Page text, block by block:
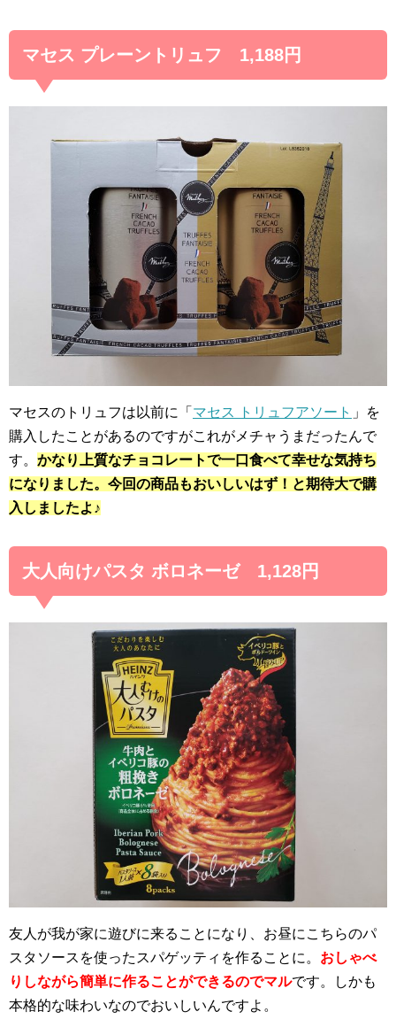
マセス プレーントリュフ 1,188円
マセスのトリュフは以前に「 マセス トリュフアソート 」を
購入したことがあるのですがこれがメチャうまだったんで
す。 かなり上質なチョコレートで一口食べて幸せな気持ち
になりました。今回の商品もおいしいはず！と期待大で購
入しましたよ♪
大人向けパスタ ボロネーゼ 1,128円
友人が我が家に遊びに来ることになり、お昼にこちらのパ
スタソースを使ったスパゲッティを作ることに。 おしゃべ
りしながら簡単に作ることができるのでマルです。しかも
本格的な味わいなのでおいしいんですよ。